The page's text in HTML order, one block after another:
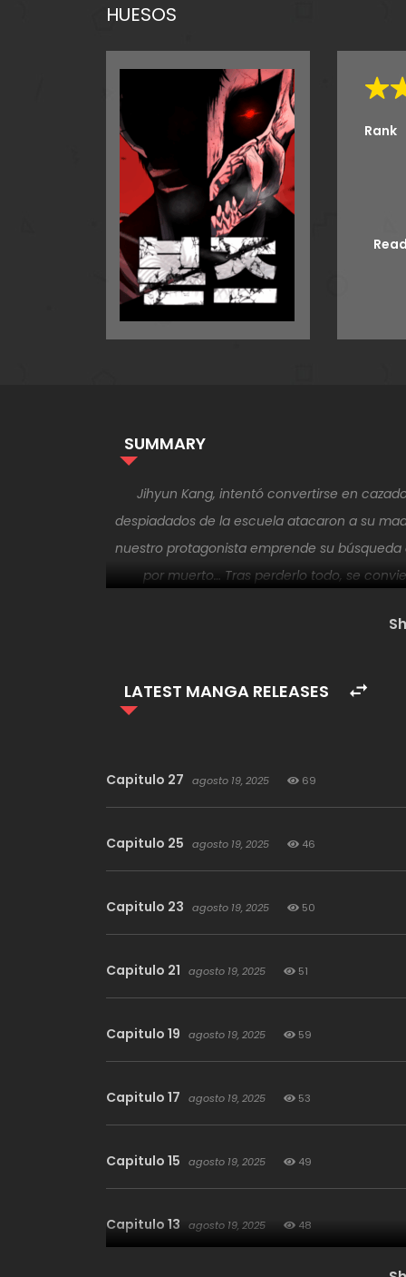
HUESOS
Rank
SUMMARY
Jihyun Kang, intentó convertirse en
despiadados de la escuela atacaron a su
nuestro protagonista emprende su
por muerto… Tras perderlo todo, se
LATEST MANGA RELEASES
Capitulo 27 agosto 19, 2025 69
Capitulo 25 agosto 19, 2025 46
Capitulo 23 agosto 19, 2025 50
Capitulo 21 agosto 19, 2025 51
Capitulo 19 agosto 19, 2025 59
Capitulo 17 agosto 19, 2025 53
Capitulo 15 agosto 19, 2025 49
Capitulo 13 agosto 19, 2025 48